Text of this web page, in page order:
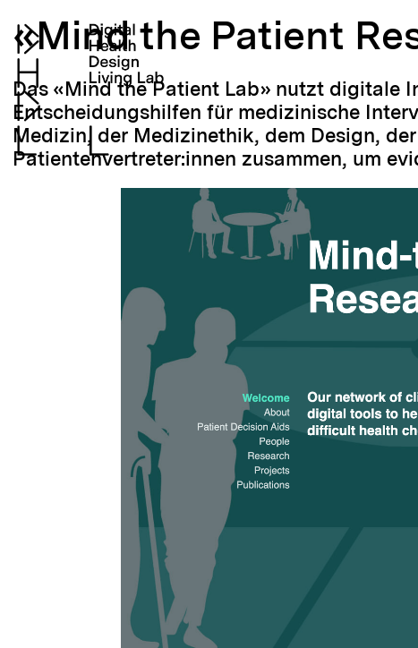
«Mind the Patient
Das «Mind the Patient Lab» nutzt digitale
Entscheidungshilfen für medizinische
Medizin, der Medizinethik, dem Design,
Patientenvertreter:innen zusammen, um